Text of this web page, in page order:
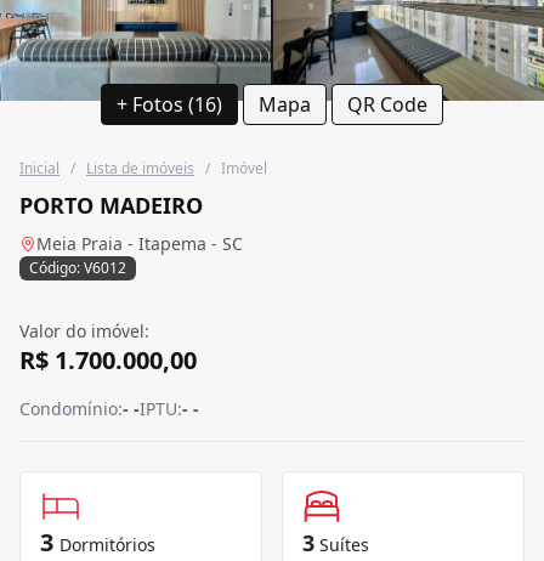
+ Fotos (16) Mapa QR Code
Inicial / Lista de imóveis / Imóvel
PORTO MADEIRO
Meia Praia - Itapema - SC
Código: V6012
Valor do imóvel:
R$ 1.700.000,00
Condomínio:- -IPTU:- -
3 Dormitórios 3 Suítes